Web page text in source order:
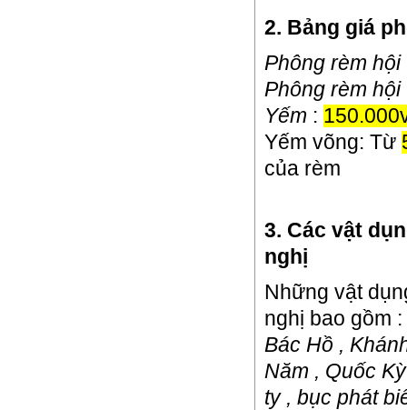
2. Bảng giá
Phông rèm
Phông rèm
Yếm :
Yếm võng: Từ
của rèm
3. Các vật
nghị
Những vật
nghị bao gồm :
Bác Hồ ,
Năm , Quốc
ty , bục phát